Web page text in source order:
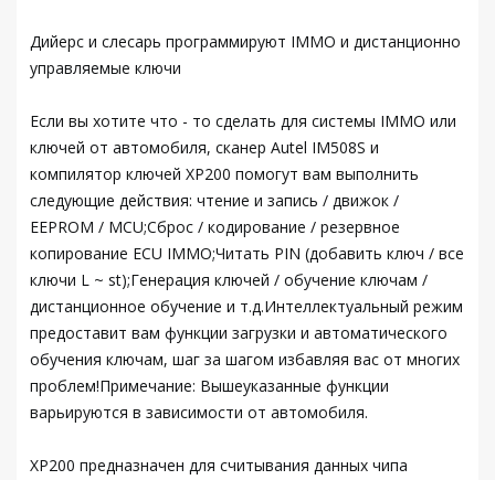
Дийерс и слесарь программируют IMMO и дистанционно
управляемые ключи
Если вы хотите что - то сделать для системы IMMO или
ключей от автомобиля, сканер Autel IM508S и
компилятор ключей XP200 помогут вам выполнить
следующие действия: чтение и запись / движок /
EEPROM / MCU;Сброс / кодирование / резервное
копирование ECU IMMO;Читать PIN (добавить ключ / все
ключи L ~ st);Генерация ключей / обучение ключам /
дистанционное обучение и т.д.Интеллектуальный режим
предоставит вам функции загрузки и автоматического
обучения ключам, шаг за шагом избавляя вас от многих
проблем!Примечание: Вышеуказанные функции
варьируются в зависимости от автомобиля.
XP200 предназначен для считывания данных чипа